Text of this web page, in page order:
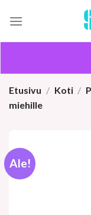
Etusivu / Koti /
miehille
Ale!